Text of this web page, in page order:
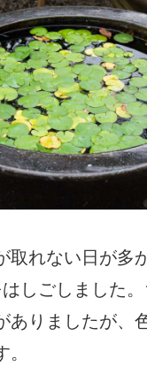
取れない日が多
しごしました
ありましたが、